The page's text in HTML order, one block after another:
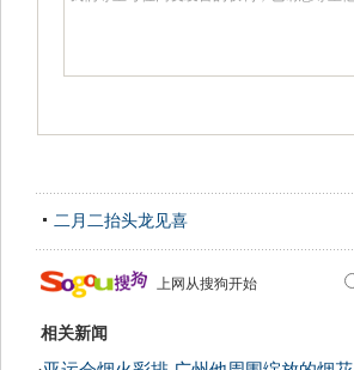
二月二抬头龙见喜
上网从搜狗开始
相关新闻